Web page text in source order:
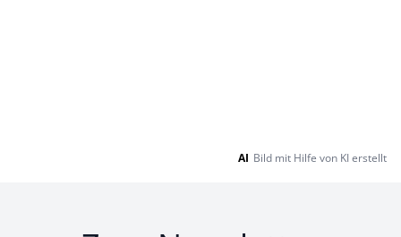
AI Bild mit Hilfe von KI erstellt